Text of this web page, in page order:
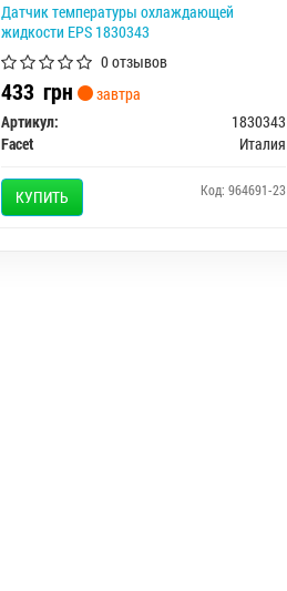
Датчик температуры охлаждающей
жидкости EPS 1830343
0 отзывов
433 грн
завтра
Артикул:
1830343
Facet
Италия
КУПИТЬ Код: 964691-23